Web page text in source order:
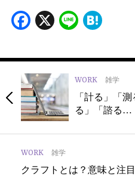
Facebook
X Line
WORK 雑学
「計る」「
る」「諮る…
WORK 雑学
クラフトとは？意味と注